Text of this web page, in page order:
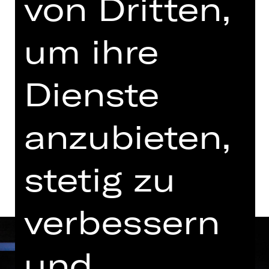
Mittwoch, 27.01.2027
19.30 - 22.00 Uhr
Schauspielhaus
Abo B SH
Tickets
Termine und Besetzung
um ihre
Dienste
anzubieten,
stetig zu
verbessern